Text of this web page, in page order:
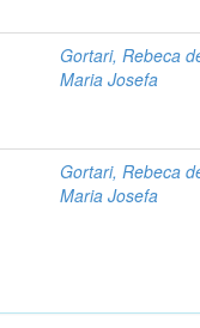
Gortari, Rebeca
Maria Josefa
Gortari, Rebeca
Maria Josefa